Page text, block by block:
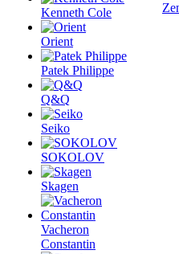
Kenneth Cole
Orient
Patek Philippe
Q&Q
Seiko
SOKOLOV
Skagen
Vacheron
Constantin